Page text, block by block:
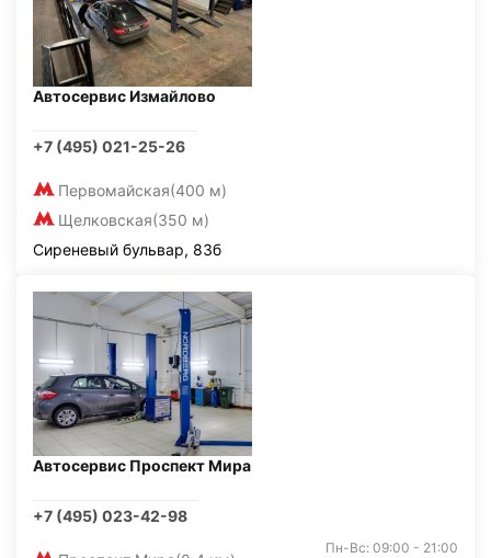
Автосервис Измайлово
+7 (495) 021-25-26
Первомайская(400 м)
Щелковская(350 м)
Сиреневый бульвар, 83б
Автосервис Проспект Мира
+7 (495) 023-42-98
Пн-Вс: 09:00 - 21:00